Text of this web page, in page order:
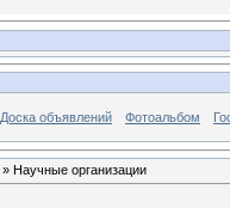
Доска объявлений Фотоальбом
» Научные организации